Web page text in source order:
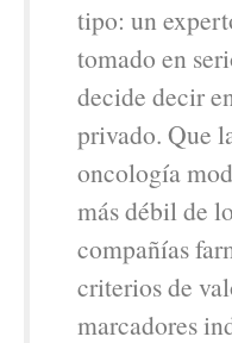
tipo: un
tomado en
decide decir
privado. Que
oncología
más débil de
compañías
criterios de
marcadores